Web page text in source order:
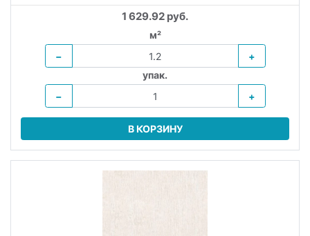
1 629.92 руб.
м²
−
+
упак.
−
+
В КОРЗИНУ